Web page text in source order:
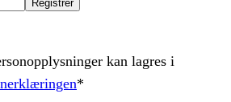
Registrer
kan lagres i
*